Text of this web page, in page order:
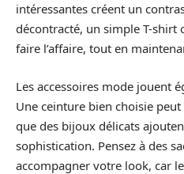
intéressantes créent un
décontracté, un simple T-
faire l’affaire, tout en
Les accessoires mode jouent
Une ceinture bien choisie
que des bijoux délicats
sophistication. Pensez à des
accompagner votre look, car